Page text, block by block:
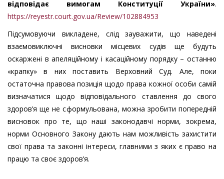
відповідає вимогам Конституції України».
https://reyestr.court.gov.ua/Review/102884953
Підсумовуючи викладене, слід зауважити, що наведені
взаємовиключні висновки місцевих судів ще будуть
оскаржені в апеляційному і касаційному порядку – останню
«крапку» в них поставить Верховний Суд. Але,поки
остаточна правова позиція щодо права кожної особи самій
визначатися щодо відповідального ставлення до свого
здоров’я ще не сформульована, можна зробити попередній
висновок про те, що наші законодавчі норми, зокрема,
норми Основного Закону дають нам можливість захистити
свої права та законні інтереси, главними з яких є право на
працю та своє здоров’я.